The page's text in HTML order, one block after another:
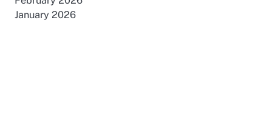
January 2026